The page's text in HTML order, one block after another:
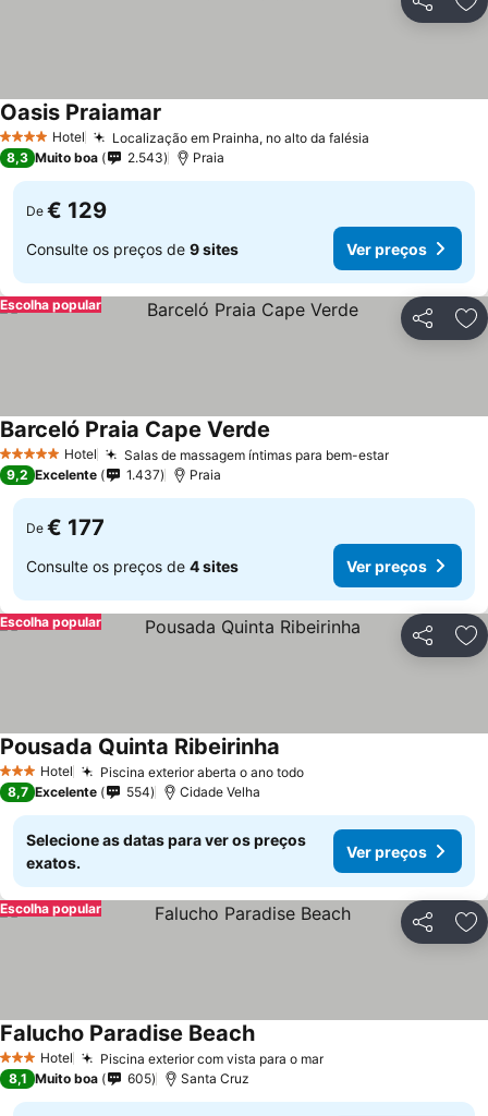
Partilhar
4 EstrelasHotel Localização em Prainha, no alto da falésia
Oasis Praiamar
8,3 Muito boa 2.543 Praia
De € 129
Consulte os preços de 9 sites Ver preços
Partilhar
Escolha popular
5 Estrelas Hotel Salas de massagem íntimas para bem-estar
Barceló Praia Cape Verde
9,2 Excelente 1.437 Praia
De € 177
Consulte os preços de 4 sites Ver preços
Partilhar
Escolha popular
3 EstrelasHotel Piscina exterior aberta o ano todo
Pousada Quinta Ribeirinha
8,7 Excelente 554 Cidade Velha
Selecione as datas para ver os preços
exatos.
Ver preços
Partilhar
Escolha popular
3 EstrelasHotel Piscina exterior com vista para o mar
Falucho Paradise Beach
8,1 Muito boa 605 Santa Cruz